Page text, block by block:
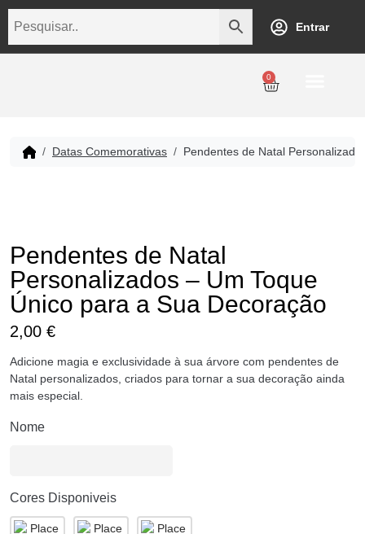
Entrar
0
Datas Comemorativas Pendentes de Natal
Pendentes de Natal
Personalizados – Um Toque
Único para a Sua Decoração
2,00 €
Adicione magia e exclusividade à sua árvore com pendentes de
Natal personalizados, criados para tornar a sua decoração ainda
mais especial.
Nome
Cores Disponiveis